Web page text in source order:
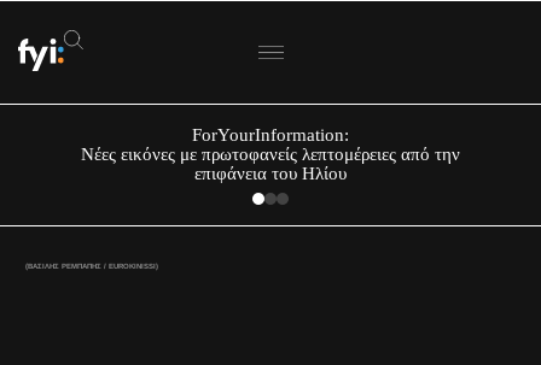
ForYourInformation:
Νέες εικόνες με πρωτοφανείς λεπτομέρειες από την
επιφάνεια του Ηλίου
(ΒΑΣΙΛΗΣ ΡΕΜΠΑΠΗΣ / EUROKINISSI)